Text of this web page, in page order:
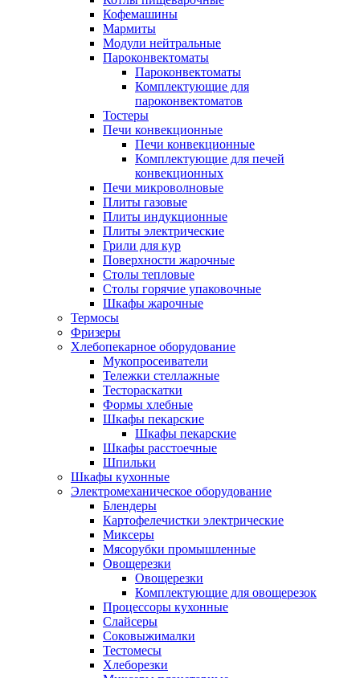
Кофемашины
Мармиты
Модули нейтральные
Пароконвектоматы
Пароконвектоматы
Комплектующие для
пароконвектоматов
Тостеры
Печи конвекционные
Печи конвекционные
Комплектующие для печей
конвекционных
Печи микроволновые
Плиты газовые
Плиты индукционные
Плиты электрические
Грили для кур
Поверхности жарочные
Столы тепловые
Столы горячие упаковочные
Шкафы жарочные
Термосы
Фризеры
Хлебопекарное оборудование
Мукопросеиватели
Тележки стеллажные
Тестораскатки
Формы хлебные
Шкафы пекарские
Шкафы пекарские
Шкафы расстоечные
Шпильки
Шкафы кухонные
Электромеханическое оборудование
Блендеры
Картофелечистки электрические
Миксеры
Мясорубки промышленные
Овощерезки
Овощерезки
Комплектующие для овощерезок
Процессоры кухонные
Слайсеры
Соковыжималки
Тестомесы
Хлеборезки